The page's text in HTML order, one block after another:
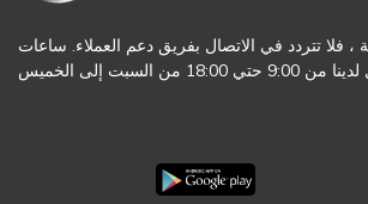
، فلا تتردد في الاتصال بفريق دعم العملاء. ساعات
18:00 من السبت إلى الخميس